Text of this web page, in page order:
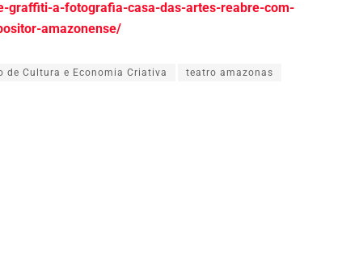
graffiti-a-fotografia-casa-das-artes-reabre-com-
amazonense/
de Cultura e Economia Criativa teatro amazonas